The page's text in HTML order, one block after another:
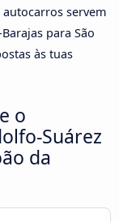
autocarros servem
para São
às tuas
o
Suárez
da